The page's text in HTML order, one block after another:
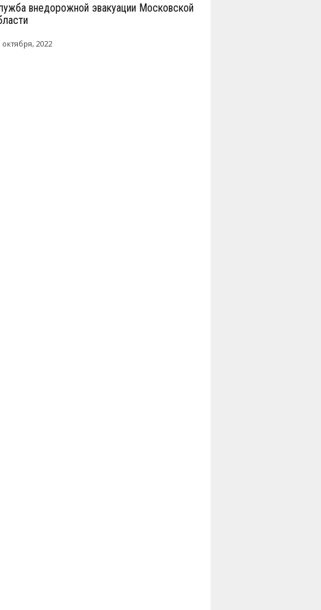
внедорожной эвакуации Московской
октября, 2022